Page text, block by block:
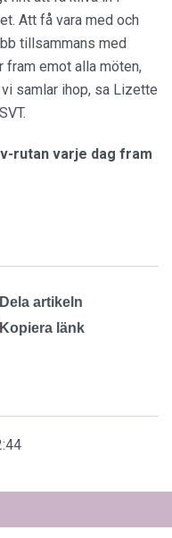
Att få vara med och
tillsammans med
fram emot alla möten,
samlar ihop, sa Lizette
rutan varje dag fram
Dela artikeln
Kopiera länk